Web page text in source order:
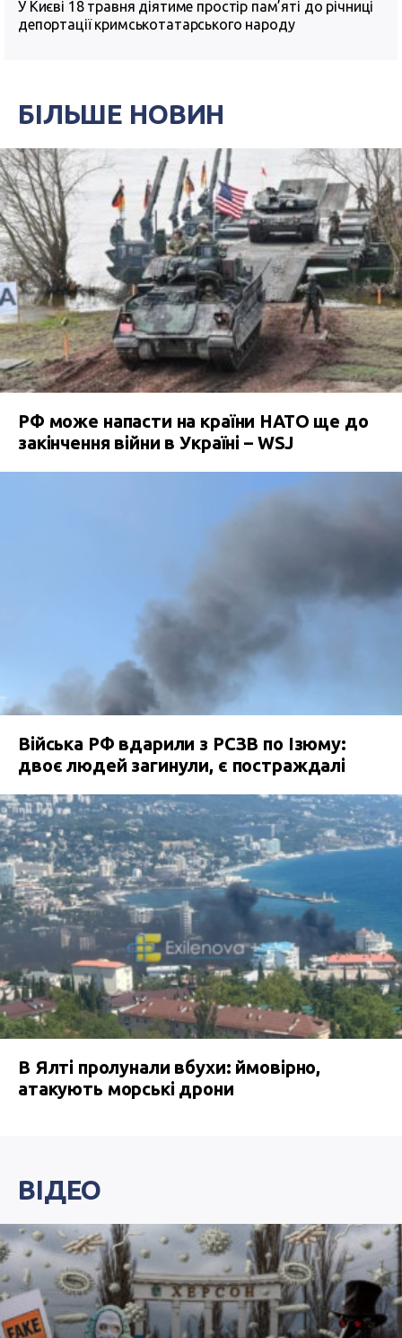
У Києві 18 травня діятиме простір пам’яті до річниці
депортації кримськотатарського народу
БІЛЬШЕ НОВИН
РФ може напасти на країни НАТО ще до
закінчення війни в Україні – WSJ
Війська РФ вдарили з РСЗВ по Ізюму:
двоє людей загинули, є постраждалі
В Ялті пролунали вбухи: ймовірно,
атакують морські дрони
ВІДЕО